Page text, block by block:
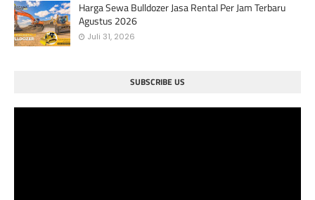
Harga Sewa Bulldozer Jasa Rental Per Jam Terbaru
Agustus 2026
Juli 31, 2026
SUBSCRIBE US